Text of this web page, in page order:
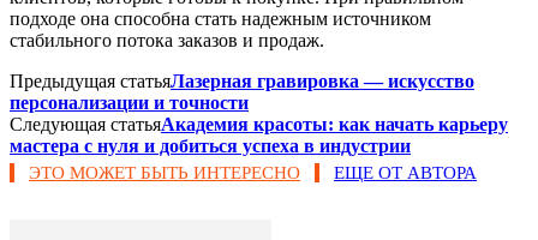
подходе она способна стать надежным источником
стабильного потока заказов и продаж.
Предыдущая статьяЛазерная гравировка — искусство
персонализации и точности
Следующая статьяАкадемия красоты: как начать карьеру
мастера с нуля и добиться успеха в индустрии
ЭТО МОЖЕТ БЫТЬ ИНТЕРЕСНО ЕЩЕ ОТ АВТОРА